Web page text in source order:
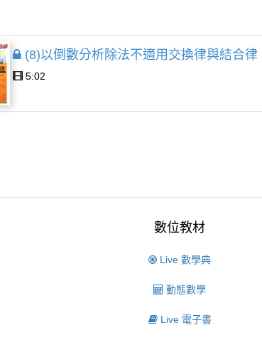
(8)以倒數分析除法不適用交換律與結合律
5:02
數位教材
Live 數學典
動態數學
Live 電子書